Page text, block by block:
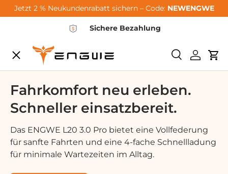
Zum Inhalt springen
Jetzt 2 % Neukundenrabatt sichern – Code: NEWENGWE
Sichere Bezahlung
Suchen
Speisekarte
City-Sale
E-Bikes
Zubehör
Fahrkomfort neu erleben.
Schneller einsatzbereit.
Das ENGWE L20 3.0 Pro bietet eine Vollfederung
für sanfte Fahrten und eine 4-fache Schnellladung
für minimale Wartezeiten im Alltag.